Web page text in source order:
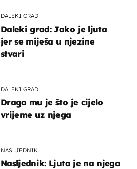
DALEKI GRAD
Daleki grad: Jako je ljuta
jer se miješa u njezine
stvari
DALEKI GRAD
Drago mu je što je cijelo
vrijeme uz njega
NASLJEDNIK
Nasljednik: Ljuta je na njega